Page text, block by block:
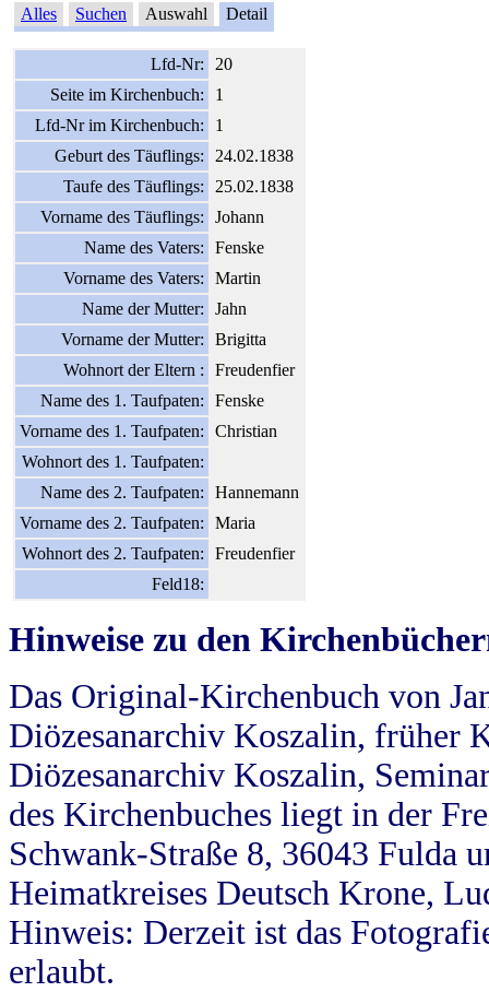
Alles Suchen Auswahl Detail
Lfd-Nr:
20
Seite im Kirchenbuch:
1
Lfd-Nr im Kirchenbuch:
1
Geburt des Täuflings:
24.02.1838
Taufe des Täuflings:
25.02.1838
Vorname des Täuflings:
Johann
Name des Vaters:
Fenske
Vorname des Vaters:
Martin
Name der Mutter:
Jahn
Vorname der Mutter:
Brigitta
Wohnort der Eltern :
Freudenfier
Name des 1. Taufpaten:
Fenske
Vorname des 1. Taufpaten:
Christian
Wohnort des 1. Taufpaten:
Name des 2. Taufpaten:
Hannemann
Vorname des 2. Taufpaten:
Maria
Wohnort des 2. Taufpaten:
Freudenfier
Feld18:
Hinweise zu den
Das Original-Kirchenbuch von
Diözesanarchiv Koszalin, früher
Diözesanarchiv Koszalin,
des Kirchenbuches liegt in der
Schwank-Straße 8, 36043 Fulda
Heimatkreises Deutsch Krone,
Hinweis: Derzeit ist das
erlaubt.